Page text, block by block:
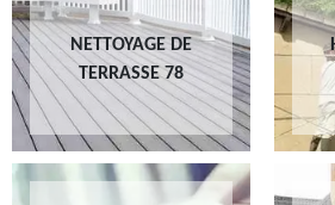
NETTOYAGE DE
TERRASSE 78